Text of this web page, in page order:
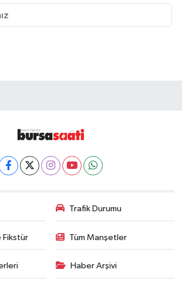
Trafik Durumu
Fikstür Tüm Manşetler
Haber Arşivi